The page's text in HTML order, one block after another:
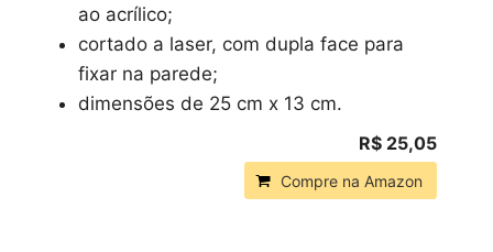
ao acrílico;
cortado a laser, com dupla face para
fixar na parede;
dimensões de 25 cm x 13 cm.
R$ 25,05
Compre na Amazon